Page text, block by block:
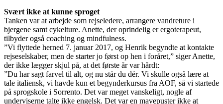
Svært ikke at kunne sproget
Tanken var at arbejde som rejseledere, arrangere vandreture i
bjergene samt cykelture. Anette, der oprindelig er ergoterapeut,
tilbyder også coaching og mindfulness.
”Vi flyttede herned 7. januar 2017, og Henrik begyndte at kontakte
rejseselskaber, men de starter jo først op hen i foråret,” siger Anette,
der ikke lægger skjul på, at det første år var hårdt:
”Du har sagt farvel til alt, og nu står du dér. Vi skulle også lære at
tale italiensk, vi havde kun et begynderkursus fra AOF, så vi startede
på sprogskole i Sorrento. Det var meget vanskeligt, nogle af
underviserne talte ikke engelsk. Det var en mavepuster ikke at